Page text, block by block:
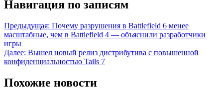
Навигация по записям
Предыдущая: Почему разрушения в Battlefield 6 менее
масштабные, чем в Battlefield 4 — объяснили разработчики
игры
Далее: Вышел новый релиз дистрибутива с повышенной
конфиденциальностью Tails 7
Похожие новости